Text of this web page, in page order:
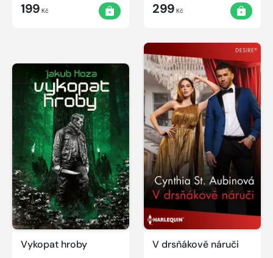
199 Kč 299 Kč
Vykopat hroby V drsňákově náruči